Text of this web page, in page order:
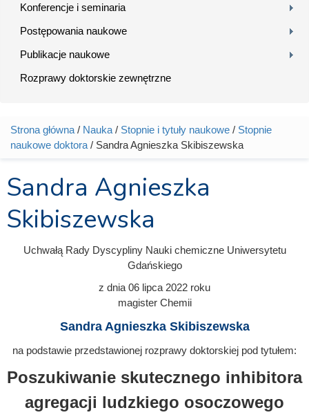
Konferencje i seminaria
Postępowania naukowe
Publikacje naukowe
Rozprawy doktorskie zewnętrzne
Jesteś tutaj
Strona główna / Nauka / Stopnie i tytuły naukowe / Stopnie
naukowe doktora / Sandra Agnieszka Skibiszewska
Sandra Agnieszka
Skibiszewska
Uchwałą Rady Dyscypliny Nauki chemiczne Uniwersytetu
Gdańskiego
z dnia 06 lipca 2022 roku
magister Chemii
Sandra Agnieszka Skibiszewska
na podstawie przedstawionej rozprawy doktorskiej pod tytułem:
Poszukiwanie skutecznego inhibitora
agregacji ludzkiego osoczowego